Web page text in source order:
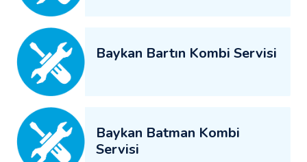
Baykan Bartın Kombi Servisi
Baykan Batman Kombi
Servisi